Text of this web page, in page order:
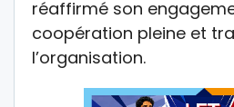
réaffirmé son
coopération pleine et
l’organisation.